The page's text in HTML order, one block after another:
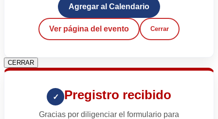
Agregar al Calendario
Ver página del evento Cerrar
CERRAR
✓ Pregistro recibido
Gracias por diligenciar el formulario para